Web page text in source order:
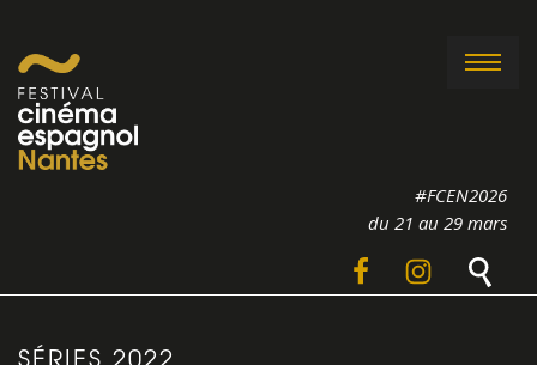
#FCEN2026
du 21 au 29 mars
SÉRIES 2022